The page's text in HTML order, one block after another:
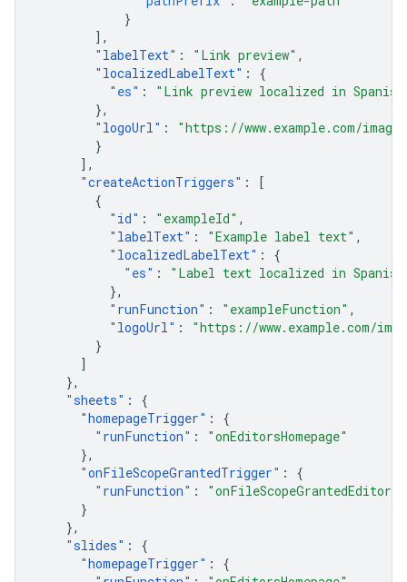
}
],
" labelText" : "Link preview" ,
" localizedLabelText" :
{
"es" :
"Link preview localized in
},
" logoUrl" :
"https://www.example.com/
}
],
"createActionTriggers" :
[
{
" id" : "exampleId" ,
" labelText" : "Example label text" ,
" localizedLabelText" :
{
"es" :
"Label text localized in
},
" runFunction" : "exampleFunction" ,
" logoUrl" :
"https://www.example.com/
}
]
},
"sheets" :
{
"homepageTrigger" :
{
" runFunction" :
"onEditorsHomepage"
},
"onFileScopeGrantedTrigger" :
{
" runFunction" :
"onFileScopeGrantedEditors"
}
},
"slides" :
{
"homepageTrigger" :
{